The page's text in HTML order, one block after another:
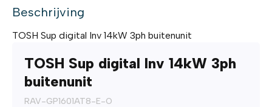
Beschrijving
TOSH Sup digital Inv 14kW 3ph buitenunit
TOSH Sup digital Inv 14kW 3ph
buitenunit
RAV-GP1601AT8-E-O